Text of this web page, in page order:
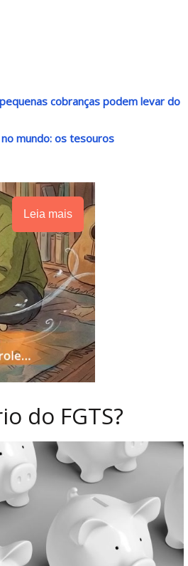
cobranças podem levar do
mundo: os tesouros
Leia mais
do FGTS?